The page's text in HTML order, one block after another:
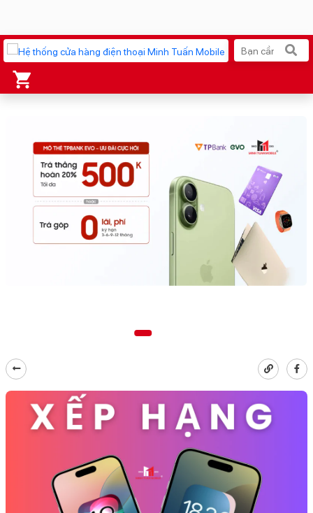
AirTag 2 Mới Galaxy Z8 Series
AirPods 4 OPPO Reno16
Apple Watch S11 Ốp lưng Pitaka
Ốp lưng Apple
Cốc sạc Apple